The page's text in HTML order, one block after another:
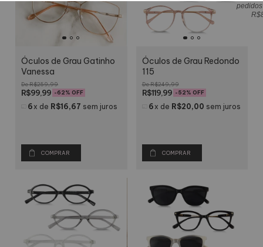
Óculos de Grau Gatinho
Vanessa
R$259,99
R$99,99 -62% OFF
6 x de R$16,67 sem juros
COMPRAR
Óculos de Grau Redondo
115
R$249,99
R$119,99 -52% OFF
6 x de R$20,00 sem juros
COMPRAR